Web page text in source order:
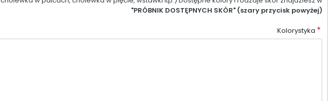
"PRÓBNIK DOSTĘPNYCH SKÓR" (szary przycisk powyżej)
Kolorystyka *